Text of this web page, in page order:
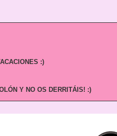
:)
Y NO OS DERRITÁIS! :)